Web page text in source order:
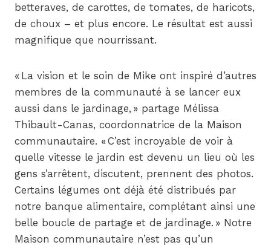
betteraves, de carottes, de tomates, de haricots,
de choux – et plus encore. Le résultat est aussi
magnifique que nourrissant.
« La vision et le soin de Mike ont inspiré d’autres
membres de la communauté à se lancer eux
aussi dans le jardinage, » partage Mélissa
Thibault-Canas, coordonnatrice de la Maison
communautaire. « C’est incroyable de voir à
quelle vitesse le jardin est devenu un lieu où les
gens s’arrêtent, discutent, prennent des photos.
Certains légumes ont déjà été distribués par
notre banque alimentaire, complétant ainsi une
belle boucle de partage et de jardinage. » Notre
Maison communautaire n’est pas qu’un